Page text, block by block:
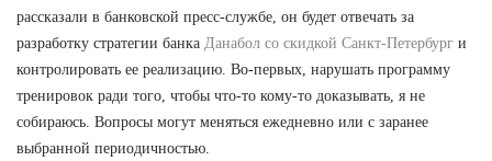
рассказали в банковской пресс-службе, он будет отвечать за
разработку стратегии банка Данабол со скидкой Санкт-Петербург и
контролировать ее реализацию. Во-первых, нарушать программу
тренировок ради того, чтобы что-то кому-то доказывать, я не
собираюсь. Вопросы могут меняться ежедневно или с заранее
выбранной периодичностью.